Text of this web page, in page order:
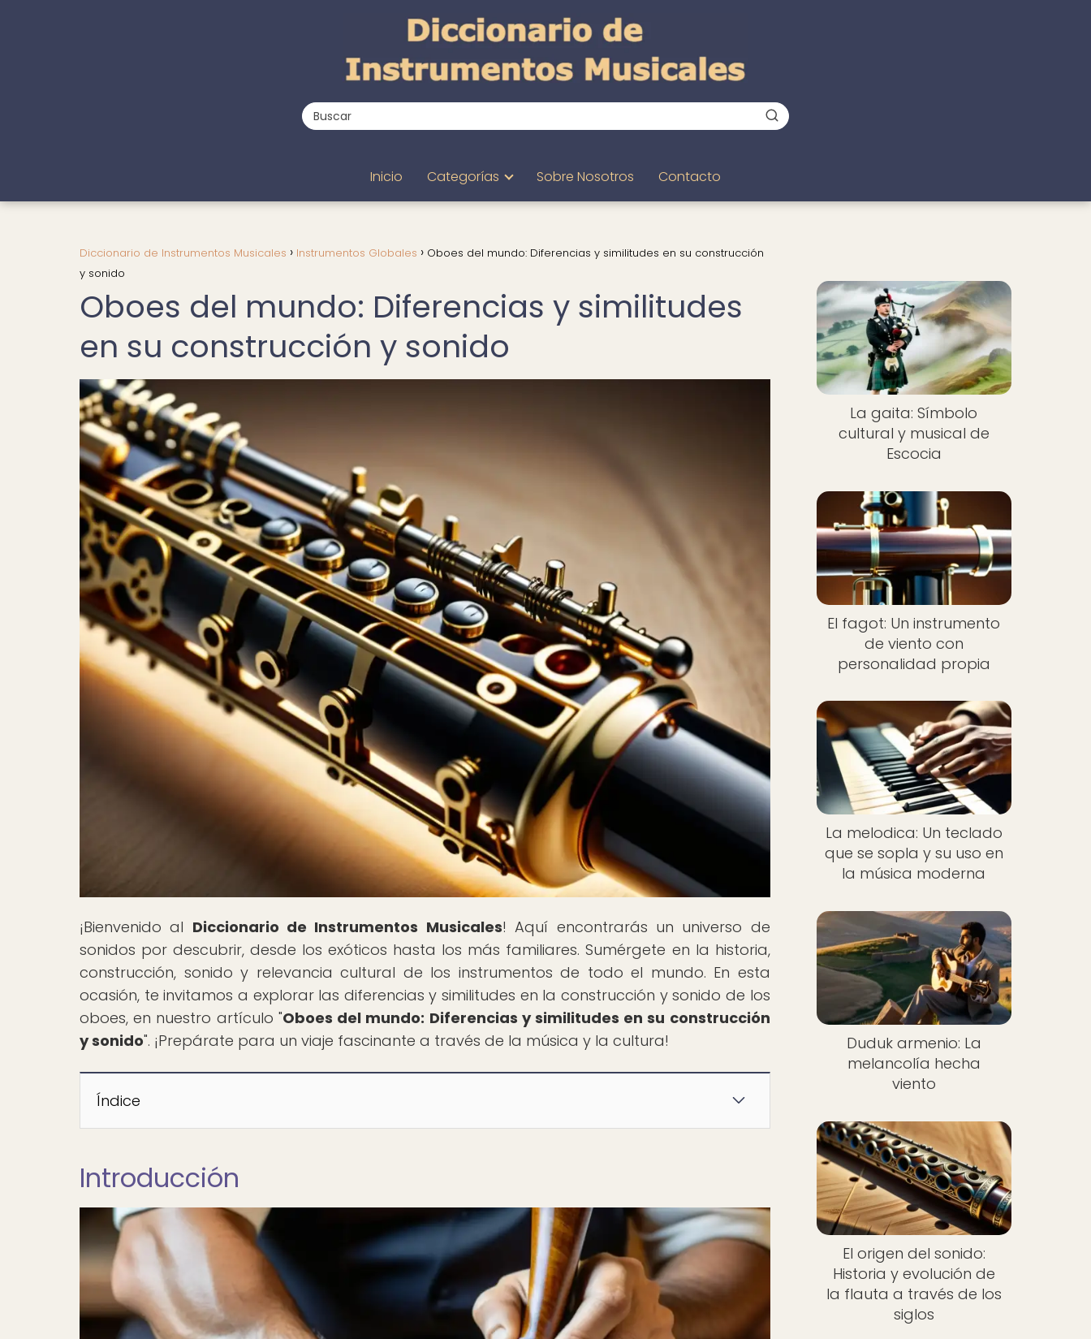
Inicio Categorías Sobre Nosotros Contacto
Diccionario de Instrumentos Musicales Instrumentos Globales
Oboes del mundo: Diferencias y similitudes en su construcción
y sonido
Oboes del mundo: Diferencias y similitudes
en su construcción y sonido
¡Bienvenido al Diccionario de Instrumentos Musicales! Aquí encontrarás un universo de
sonidos por descubrir, desde los exóticos hasta los más familiares. Sumérgete en la historia,
construcción, sonido y relevancia cultural de los instrumentos de todo el mundo. En esta
ocasión, te invitamos a explorar las diferencias y similitudes en la construcción y sonido de los
oboes, en nuestro artículo "Oboes del mundo: Diferencias y similitudes en su construcción
y sonido". ¡Prepárate para un viaje fascinante a través de la música y la cultura!
Índice
Introducción
La gaita: Símbolo
cultural y musical de
Escocia
El fagot: Un instrumento
de viento con
personalidad propia
La melodica: Un teclado
que se sopla y su uso en
la música moderna
Duduk armenio: La
melancolía hecha
viento
El origen del sonido:
Historia y evolución de
la flauta a través de los
siglos